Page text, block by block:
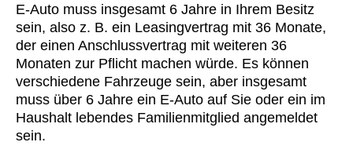
E-Auto muss insgesamt 6 Jahre in Ihrem Besitz
sein, also z. B. ein Leasingvertrag mit 36 Monate,
der einen Anschlussvertrag mit weiteren 36
Monaten zur Pflicht machen würde. Es können
verschiedene Fahrzeuge sein, aber insgesamt
muss über 6 Jahre ein E-Auto auf Sie oder ein im
Haushalt lebendes Familienmitglied angemeldet
sein.